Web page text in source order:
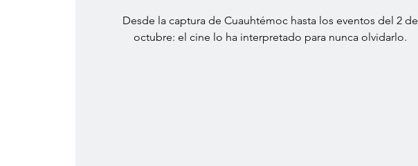
Desde la captura de Cuauhtémoc hasta los eventos del 2 de
octubre: el cine lo ha interpretado para nunca olvidarlo.